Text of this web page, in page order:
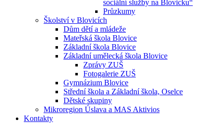
sociální služby na Blovicku“
Průzkumy
Školství v Blovicích
Dům dětí a mládeže
Mateřská škola Blovice
Základní škola Blovice
Základní umělecká škola Blovice
Zprávy ZUŠ
Fotogalerie ZUŠ
Gymnázium Blovice
Střední škola a Základní škola, Oselce
Dětské skupiny
Mikroregion Úslava a MAS Aktivios
Kontakty